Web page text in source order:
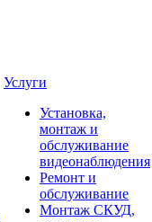
Услуги
Установка,
монтаж и
обслуживание
видеонаблюдения
Ремонт и
обслуживание
Монтаж СКУД,